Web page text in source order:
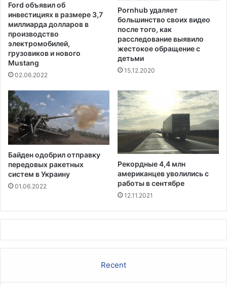
Ford объявил об
инвестициях в размере 3,7
миллиарда долларов в
производство
электромобилей,
грузовиков и нового
Mustang
02.06.2022
Pornhub удаляет
большинство своих видео
после того, как
расследование выявило
жестокое обращение с
детьми
15.12.2020
Байден одобрил отправку
передовых ракетных
систем в Украину
01.06.2022
Рекордные 4,4 млн
американцев уволились с
работы в сентябре
12.11.2021
Recent